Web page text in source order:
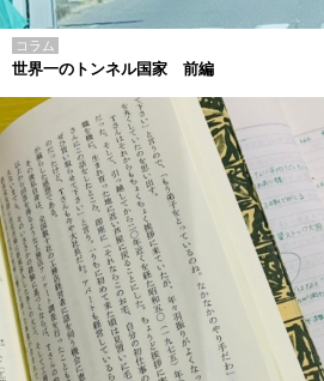
コラム
世界一のトンネル国家 前編